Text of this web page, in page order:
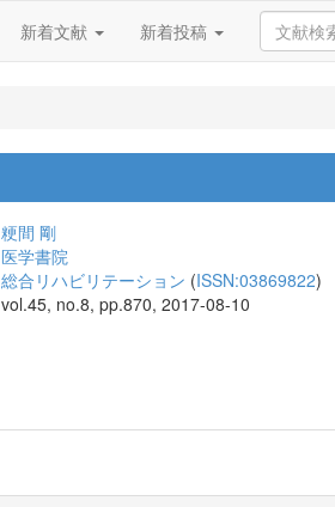
新着文献 新着投稿
粳間 剛
医学書院
総合リハビリテーション (ISSN:03869822)
vol.45, no.8, pp.870, 2017-08-10